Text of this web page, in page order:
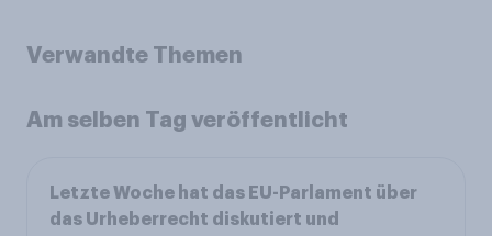
Verwandte Themen
Am selben Tag veröffentlicht
Letzte Woche hat das EU-Parlament über
das Urheberrecht diskutiert und